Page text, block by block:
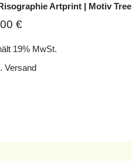
Artprint | Motiv Tree
€
19% MwSt.
Versand